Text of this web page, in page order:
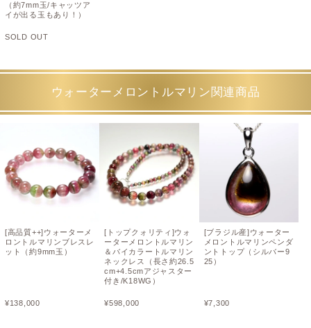
（約7mm玉/キャッツア
イが出る玉もあり！）
SOLD OUT
ウォーターメロントルマリン関連商品
[高品質++]ウォーターメ
ロントルマリンブレスレ
ット（約9mm玉）
¥138,000
[トップクォリティ]ウォ
ーターメロントルマリン
＆バイカラートルマリン
ネックレス（長さ約26.5
cm+4.5cmアジャスター
付き/K18WG）
¥598,000
[ブラジル産]ウォーター
メロントルマリンペンダ
ントトップ（シルバー9
25）
¥7,300